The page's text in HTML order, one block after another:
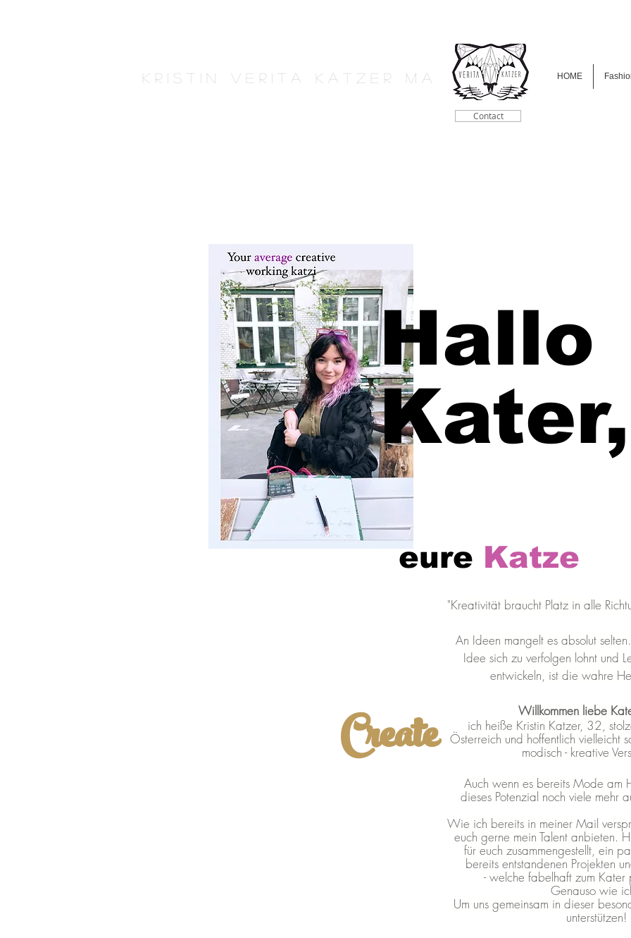
K r i s t i n V e r i t a K a t z e r M A HOME
Contact
Hallo
Kater,
eure Katze
Create
"Kreativität braucht Platz in alle
An Ideen mangelt es absolut
Idee sich zu verfolgen lohnt und
entwickeln, ist die wahre
Willkommen liebe
ich heiße Kristin Katzer, 32,
Österreich und hoffentlich vielleicht
modisch - kreative
Auch wenn es bereits Mode am
dieses Potenzial noch viele mehr
Wie ich bereits in meiner Mail
euch gerne mein Talent anbieten.
für euch zusammengestellt, ein
bereits entstandenen Projekten
-welche fabelhaft zum Kater
Genauso wie
Um uns gemeinsam in dieser
unterstützen!